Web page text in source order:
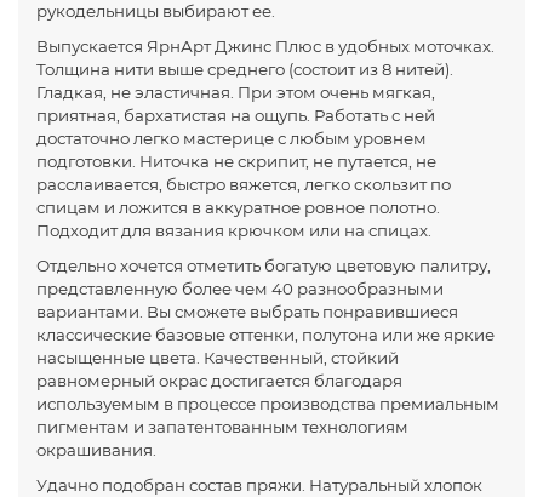
рукодельницы выбирают ее.
Выпускается ЯрнАрт Джинс Плюс в удобных моточках.
Толщина нити выше среднего (состоит из 8 нитей).
Гладкая, не эластичная. При этом очень мягкая,
приятная, бархатистая на ощупь. Работать с ней
достаточно легко мастерице с любым уровнем
подготовки. Ниточка не скрипит, не путается, не
расслаивается, быстро вяжется, легко скользит по
спицам и ложится в аккуратное ровное полотно.
Подходит для вязания крючком или на спицах.
Отдельно хочется отметить богатую цветовую палитру,
представленную более чем 40 разнообразными
вариантами. Вы сможете выбрать понравившиеся
классические базовые оттенки, полутона или же яркие
насыщенные цвета. Качественный, стойкий
равномерный окрас достигается благодаря
используемым в процессе производства премиальным
пигментам и запатентованным технологиям
окрашивания.
Удачно подобран состав пряжи. Натуральный хлопок